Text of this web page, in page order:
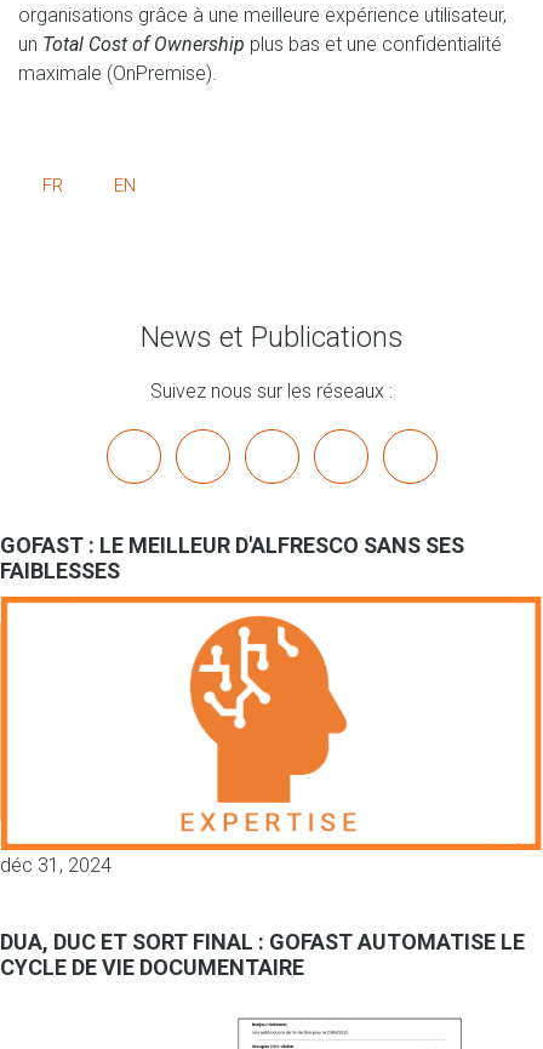
organisations grâce à une meilleure expérience utilisateur,
un Total Cost of Ownership plus bas et une confidentialité
maximale (OnPremise).
FR EN
News et Publications
Suivez nous sur les réseaux :
linkedinyoutubebluesky mastodon
GOFAST : LE MEILLEUR D'ALFRESCO SANS SES
FAIBLESSES
déc 31, 2024
DUA, DUC ET SORT FINAL : GOFAST AUTOMATISE LE
CYCLE DE VIE DOCUMENTAIRE